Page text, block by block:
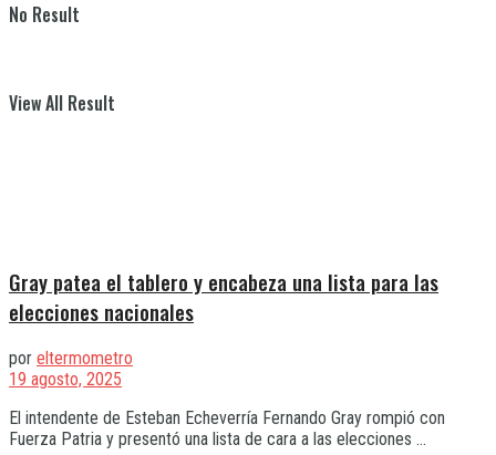
No Result
View All Result
Gray patea el tablero y encabeza una lista para las
elecciones nacionales
por eltermometro
19 agosto, 2025
El intendente de Esteban Echeverría Fernando Gray rompió con
Fuerza Patria y presentó una lista de cara a las elecciones ...